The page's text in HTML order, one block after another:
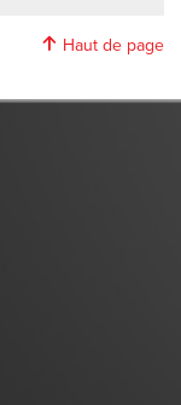
Haut de page